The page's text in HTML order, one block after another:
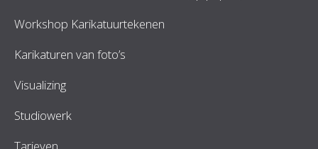
Workshop Karikatuurtekenen
Karikaturen van foto’s
Visualizing
Studiowerk
Tarieven